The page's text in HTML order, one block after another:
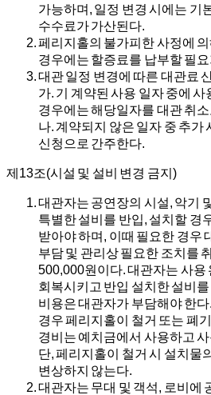
가능하며, 일정 변경 시에는 기
수수료가 가산된다.
페리지홀의 불가피한 사정에
경우에는 할증료를 납부할 필
대관 일정 변경에 따른 대관료
가. 기 계약된 사용 일자 중에
경우에는 해당일자를 대관 취
나.계약되지 않은 일자 중 추가
신청으로 간주한다.
제13조(시설 및 설비 변경 금지)
대관자는 공연장의 시설, 악기
특별한 설비를 반입, 설치할 경
받아야 하며, 이때 필요한 경우
부담 및 관리상 필요한 조치를
500,000원이다. 대관자는 사용
회복시키고 반입 설치한 설비
비용은 대관자가 부담해야 한
경우 페리지홀이 철거 또는 폐
경비는 예치금에서 사용하고
단, 페리지홀이 철거 시 설치물
변상하지 않는다.
대관자는 무대 및 객석, 로비에